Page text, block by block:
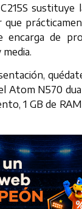
sustituye
que
encarga de
Atom N570
1 GB de